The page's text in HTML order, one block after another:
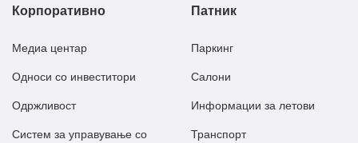
Корпоративно
Медиа центар
Односи со инвеститори
Одржливост
Систем за управување со
Патник
Паркинг
Салони
Информации за летови
Транспорт